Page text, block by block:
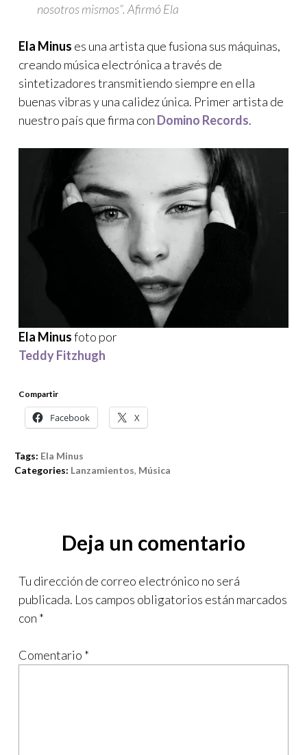
nosotros mismos”. Afirmó Ela
Ela Minus es una artista que fusiona sus máquinas,
creando música electrónica a través de
sintetizadores transmitiendo siempre en ella
buenas vibras y una calidez única. Primer artista de
nuestro país que firma con Domino Records.
Ela Minusfoto por
Teddy Fitzhugh
Compartir
Facebook X
Tags: Ela Minus
Categories: Lanzamientos, Música
Deja un comentario
Tu dirección de correo electrónico no será
publicada. Los campos obligatorios están marcados
con *
Comentario *